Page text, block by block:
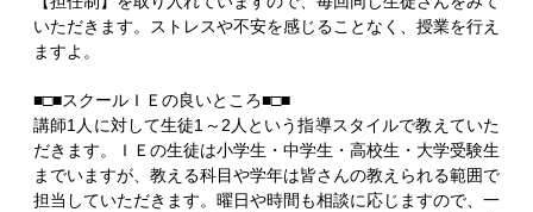
いただきます。ストレスや不安を感じることなく、授業を行え
ますよ。
■□■スクールＩＥの良いところ■□■
講師1人に対して生徒1～2人という指導スタイルで教えていた
だきます。ＩＥの生徒は小学生・中学生・高校生・大学受験生
までいますが、教える科目や学年は皆さんの教えられる範囲で
担当していただきます。曜日や時間も相談に応じますので、一